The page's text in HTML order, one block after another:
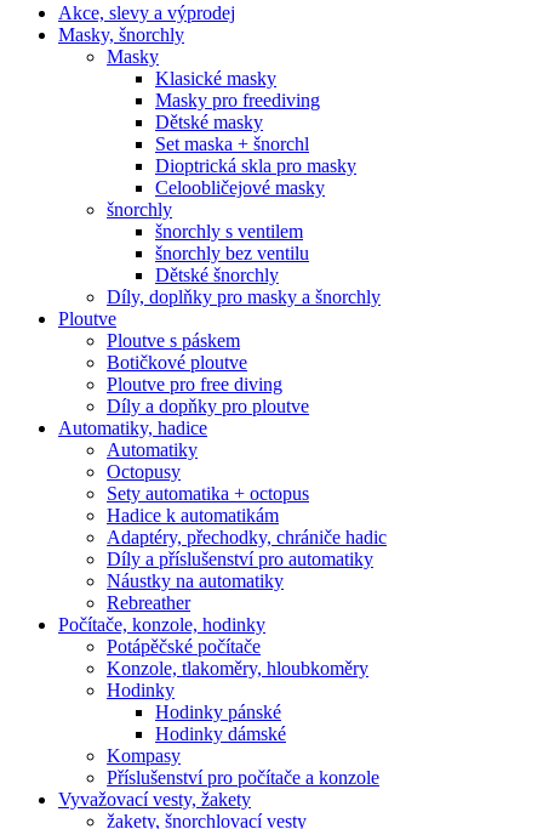
Akce, slevy a výprodej
Masky, šnorchly
Masky
Klasické masky
Masky pro freediving
Dětské masky
Set maska + šnorchl
Dioptrická skla pro masky
Celoobličejové masky
šnorchly
šnorchly s ventilem
šnorchly bez ventilu
Dětské šnorchly
Díly, doplňky pro masky a šnorchly
Ploutve
Ploutve s páskem
Botičkové ploutve
Ploutve pro free diving
Díly a dopňky pro ploutve
Automatiky, hadice
Automatiky
Octopusy
Sety automatika + octopus
Hadice k automatikám
Adaptéry, přechodky, chrániče hadic
Díly a příslušenství pro automatiky
Náustky na automatiky
Rebreather
Počítače, konzole, hodinky
Potápěčské počítače
Konzole, tlakoměry, hloubkoměry
Hodinky
Hodinky pánské
Hodinky dámské
Kompasy
Příslušenství pro počítače a konzole
Vyvažovací vesty, žakety
žakety, šnorchlovací vesty